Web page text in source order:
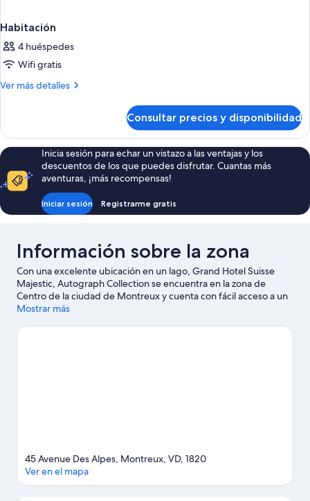
Habitación
4 huéspedes
Wifi gratis
Ver más detalles
Más
Consultar precios y disponibilidad
Inicia sesión para echar un vistazo a las ventajas y los
descuentos de los que puedes disfrutar. Cuantas más
aventuras, ¡más recompensas!
Iniciar sesión Registrarme gratis
Información sobre la zona
Con una excelente ubicación en un lago, Grand Hotel Suisse
Majestic, Autograph Collection se encuentra en la zona de
Centro de la ciudad de Montreux y cuenta con fácil acceso a un
centro comercial. Museo de Montreux y Museo Suizo del Juego
esta región, donde también puedes acercarte a lugares
Mostrar más
45 Avenue Des Alpes, Montreux, VD, 1820
Ver en el mapa